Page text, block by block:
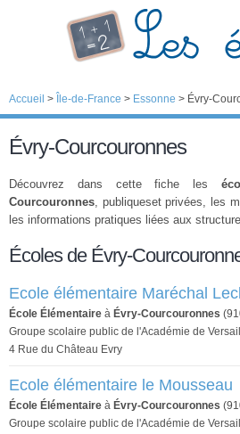
Accueil > Île-de-France > Essonne > Évry-
Évry-Courcouronnes
Découvrez dans cette fiche les
Courcouronnes, publiqueset privées, les
les informations pratiques liées aux
Écoles de Évry-
Ecole élémentaire Maréchal
École Élémentaire à Évry-Courcouronnes
Groupe scolaire public de l'Académie de
4 Rue du Château Evry
Ecole élémentaire le Mousseau
École Élémentaire à Évry-Courcouronnes
Groupe scolaire public de l'Académie de